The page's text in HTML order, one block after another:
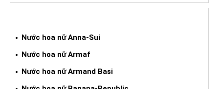
Nước hoa nữ Anna-Sui
Nước hoa nữ Armaf
Nước hoa nữ Armand Basi